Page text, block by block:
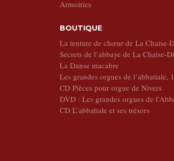
Armoiries
BOUTIQUE
La tenture de chœur de La Chaise-
Secrets de l’abbaye de La Chaise-
La Danse macabre
Les grandes orgues de l’abbatiale,
CD Pièces pour orgue de Nivers
DVD : Les grandes orgues de
CD L’abbatiale et ses trésors